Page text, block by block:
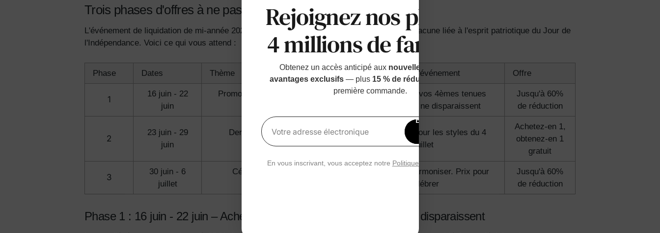
Trois phases d'offres à ne pas manquer
L'événement de liquidation de mi-année 2025 se déroule en trois phases passionnantes, chacune liée à l'esprit patriotique du Jour de
l'Indépendance. Voici ce qui vous attend :
Phase Dates Thème Faits saillants de l'événement Offre
1
16 juin - 22
juin
Promotion officielle du jour de
Procurez-vous vos 4èmes tenues
avant qu'elles ne disparaissent
Jusqu'à 60%
de réduction
2
23 juin - 29
juin
Dernier appel du jour de
l'indépendance
Dernier appel pour les styles du 4
juillet
Achetez-en 1,
obtenez-en 1
gratuit
3
30 juin - 6
juillet
Célébration du jour de
Conçu pour s'harmoniser. Prix pour
célébrer
Jusqu'à 60%
de réduction
Phase 1 : 16 juin - 22 juin – Achetez vos 4e tenues avant qu'elles ne disparaissent
Rejoignez nos plus de
4 millions de familles
Obtenez un accès anticipé aux nouvelles sorties et
avantages exclusifs— plus 15 % de réduction
première commande.
Votre adresse électronique
Bénéficiez de
15 % de
réduction
En vous inscrivant, vous acceptez notre Politique de confidentialité